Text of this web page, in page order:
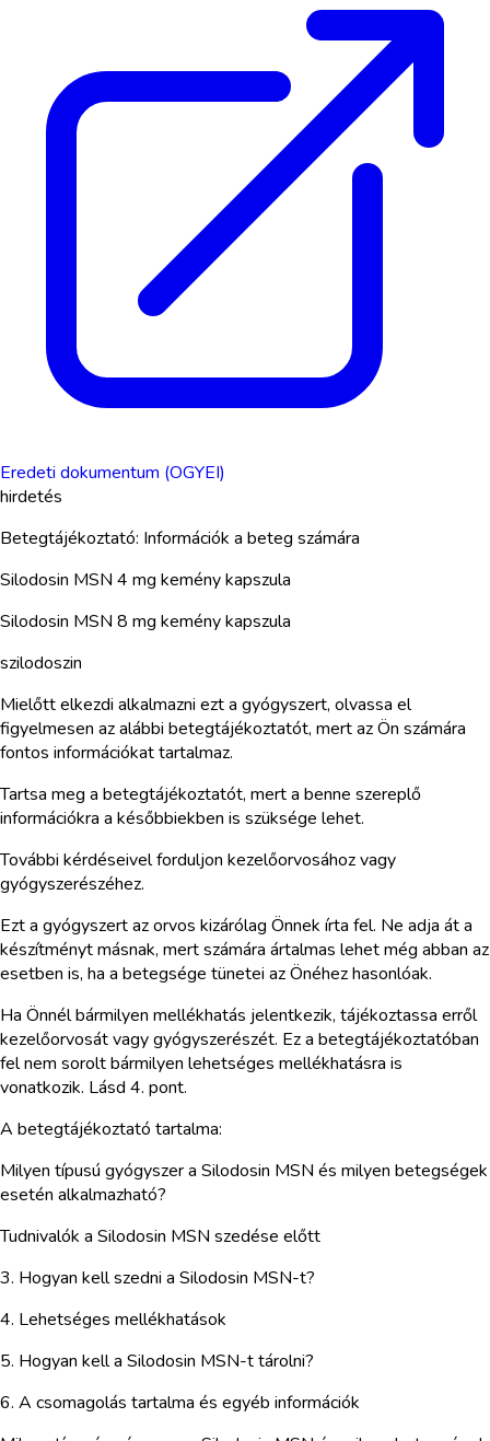
Eredeti dokumentum (OGYEI)
hirdetés
Betegtájékoztató: Információk a beteg számára
Silodosin MSN 4 mg kemény kapszula
Silodosin MSN 8 mg kemény kapszula
szilodoszin
Mielőtt elkezdi alkalmazni ezt a gyógyszert, olvassa el
figyelmesen az alábbi betegtájékoztatót, mert az Ön számára
fontos információkat tartalmaz.
Tartsa meg a betegtájékoztatót, mert a benne szereplő
információkra a későbbiekben is szüksége lehet.
További kérdéseivel forduljon kezelőorvosához vagy
gyógyszerészéhez.
Ezt a gyógyszert az orvos kizárólag Önnek írta fel. Ne adja át a
készítményt másnak, mert számára ártalmas lehet még abban az
esetben is, ha a betegsége tünetei az Önéhez hasonlóak.
Ha Önnél bármilyen mellékhatás jelentkezik, tájékoztassa erről
kezelőorvosát vagy gyógyszerészét. Ez a betegtájékoztatóban
fel nem sorolt bármilyen lehetséges mellékhatásra is
vonatkozik. Lásd 4. pont.
A betegtájékoztató tartalma:
Milyen típusú gyógyszer a Silodosin MSN és milyen betegségek
esetén alkalmazható?
Tudnivalók a Silodosin MSN szedése előtt
3. Hogyan kell szedni a Silodosin MSN-t?
4. Lehetséges mellékhatások
5. Hogyan kell a Silodosin MSN-t tárolni?
6. A csomagolás tartalma és egyéb információk